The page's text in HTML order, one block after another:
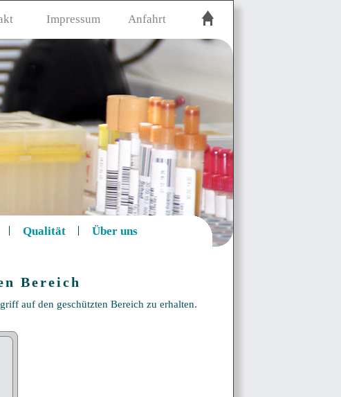
Impressum Anfahrt
Qualität Über uns
Bereich
auf den geschützten Bereich zu erhalten.